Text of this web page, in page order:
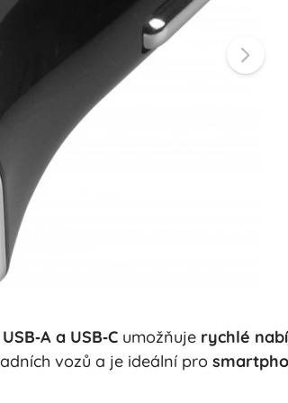
Výbava pro nejmenší
Dekorace
Bezpečnost
Organizace
Noční osvětlení
Knihy
Zahradní osvětlení
Kreslení a psaní
USB‑A a USB‑Cumožňuje rychlé
vozů a je ideální pro